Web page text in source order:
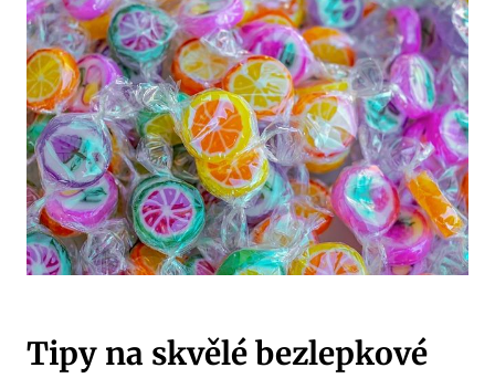
Tipy na skvělé bezlepkové